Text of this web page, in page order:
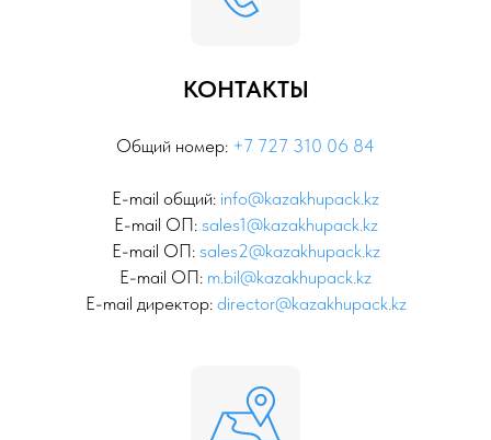
КОНТАКТЫ
Общий номер: +7 727 310 06 84
E-mail общий: info@kazakhupack.kz
E-mail ОП: sales1@kazakhupack.kz
E-mail ОП: sales2@kazakhupack.kz
E-mail ОП: m.bil@kazakhupack.kz
E-mail директор: director@kazakhupack.kz